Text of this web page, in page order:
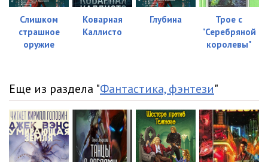
Слишком
страшное
оружие
Коварная
Каллисто
Глубина
Трое с
"Серебряной
королевы"
Еще из раздела "Фантастика, фэнтези"